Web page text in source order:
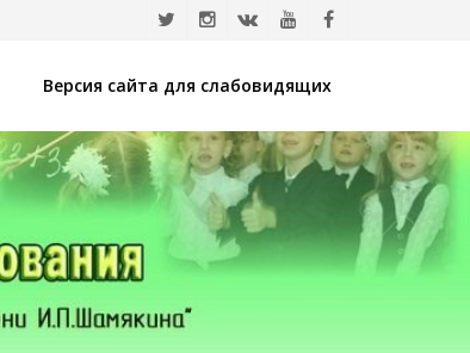
Версия сайта для слабовидящих